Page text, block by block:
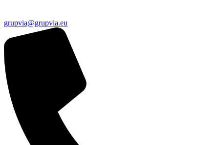
grupvia@grupvia.eu